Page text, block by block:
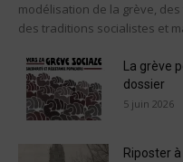
modélisation de la grève,
des traditions socialistes et
La grève
dossier
5 juin 2026
Riposter